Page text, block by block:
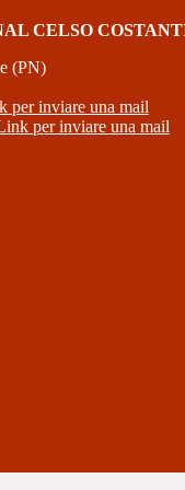
CELSO
(PN)
per inviare una mail
per inviare una mail